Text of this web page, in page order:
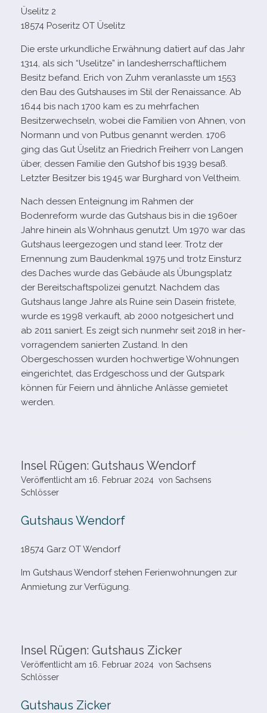
Üselitz 2
18574 Poseritz OT Üselitz
Die erste urkund­li­che Erwähnung datiert auf das Jahr
1314, als sich “Uselitze” in lan­des­herr­schaft­li­chem
Besitz befand. Erich von Zuhm ver­an­lasste um 1553
den Bau des Gutshauses im Stil der Renaissance. Ab
1644 bis nach 1700 kam es zu mehr­fa­chen
Besitzerwechseln, wobei die Familien von Ahnen, von
Normann und von Putbus genannt wer­den. 1706
ging das Gut Üselitz an Friedrich Freiherr von Langen
über, des­sen Familie den Gutshof bis 1939 besaß.
Letzter Besitzer bis 1945 war Burghard von Veltheim.
Nach des­sen Enteignung im Rahmen der
Bodenreform wurde das Gutshaus bis in die 1960er
Jahre hin­ein als Wohnhaus genutzt. Um 1970 war das
Gutshaus leer­ge­zo­gen und stand leer. Trotz der
Ernennung zum Baudenkmal 1975 und trotz Einsturz
des Daches wurde das Gebäude als Übungsplatz
der Bereitschaftspolizei genutzt. Nachdem das
Gutshaus lange Jahre als Ruine sein Dasein fris­tete,
wurde es 1998 ver­kauft, ab 2000 not­ge­si­chert und
ab 2011 saniert. Es zeigt sich nun­mehr seit 2018 in her­
vor­ra­gen­dem sanier­ten Zustand. In den
Obergeschossen wur­den hoch­wer­tige Wohnungen
ein­ge­rich­tet, das Erdgeschoss und der Gutspark
kön­nen für Feiern und ähn­li­che Anlässe gemie­tet
werden.
Insel Rügen: Gutshaus Wendorf
Veröffentlicht am 16. Februar 2024 von Sachsens
Schlösser
Gutshaus Wendorf
18574 Garz OT Wendorf
Im Gutshaus Wendorf ste­hen Ferienwohnungen zur
Anmietung zur Verfügung.
Insel Rügen: Gutshaus Zicker
Veröffentlicht am 16. Februar 2024 von Sachsens
Schlösser
Gutshaus Zicker